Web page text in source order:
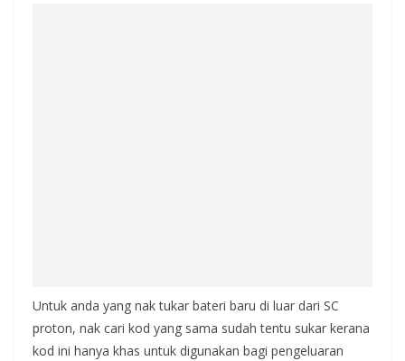
Untuk anda yang nak tukar bateri baru di luar dari SC
proton, nak cari kod yang sama sudah tentu sukar kerana
kod ini hanya khas untuk digunakan bagi pengeluaran